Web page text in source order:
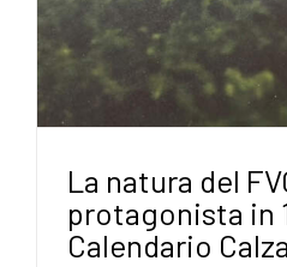
La natura del
protagonista in
Calendario